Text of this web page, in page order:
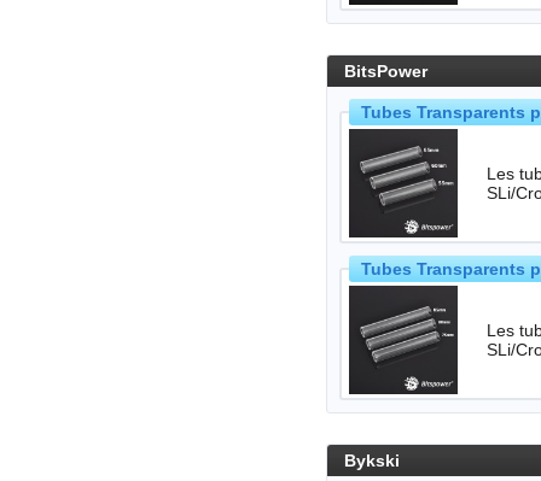
BitsPower
Tubes Transparents
Les
Tubes Transparents
Les
Bykski